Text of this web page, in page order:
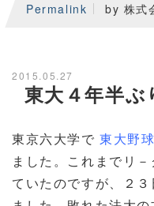
Permalink by 株式
2015.05.27
東大４年半
東京六大学で東大野
ました。これまでリ
ていたのですが、２